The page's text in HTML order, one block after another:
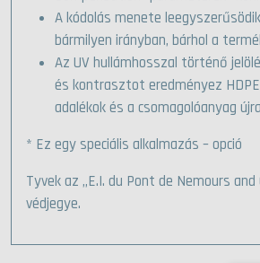
A kódolás menete
bármilyen irányban, bárhol a
Az UV hullámhosszal történő
és kontrasztot eredményez
adalékok és a csomagolóanyag
* Ez egy speciális alkalmazás – opció
Tyvek az „E.I. du Pont de Nemours and
védjegye.